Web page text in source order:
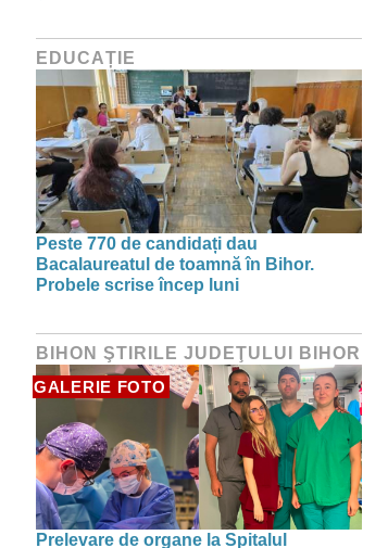
EDUCAȚIE
Peste 770 de candidați dau
Bacalaureatul de toamnă în Bihor.
Probele scrise încep luni
BIHON ŞTIRILE JUDEŢULUI BIHOR
GALERIE FOTO
Prelevare de organe la Spitalul